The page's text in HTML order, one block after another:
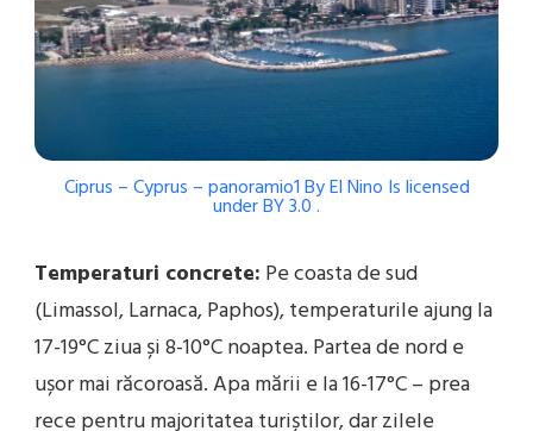
Ciprus – Cyprus – panoramio1By El Nino Is licensed
underBY 3.0.
Temperaturi concrete: Pe coasta de sud
(Limassol, Larnaca, Paphos), temperaturile ajung la
17-19°C ziua și 8-10°C noaptea. Partea de nord e
ușor mai răcoroasă. Apa mării e la 16-17°C – prea
rece pentru majoritatea turiștilor, dar zilele